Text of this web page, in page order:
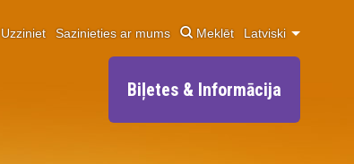
Uzziniet Sazinieties ar mums Meklēt Latviski
Biļetes & Informācija